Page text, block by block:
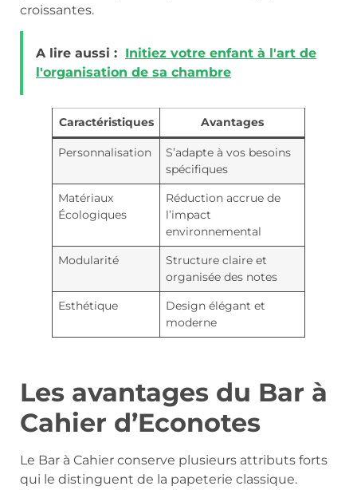
croissantes.
A lire aussi : Initiez votre enfant à l'art de
l'organisation de sa chambre
Caractéristiques Avantages
Personnalisation
S’adapte à vos besoins
spécifiques
Matériaux
Écologiques
Réduction accrue de
l’impact
environnemental
Modularité
Structure claire et
organisée des notes
Esthétique
Design élégant et
moderne
Les avantages du Bar à
Cahier d’Econotes
Le Bar à Cahier conserve plusieurs attributs forts
qui le distinguent de la papeterie classique.